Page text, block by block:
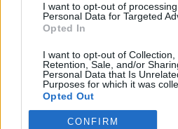
I want to opt-out of
Personal Data for Targeted
Opted In
I want to opt-out of Collection,
Retention, Sale, and/or
Personal Data that Is
Purposes for which it was
Opted Out
Google consents
CONFIRM
CSEPREGEN A
TORPANT MEG A
ANYAGI PROBLÉMÁI MIATT
2024. Április. 19. 20:26
Rendkívüli testületi ülést is
LEÁLLT A GENCSAPÁTI,
EGYHÁZMEGYEI